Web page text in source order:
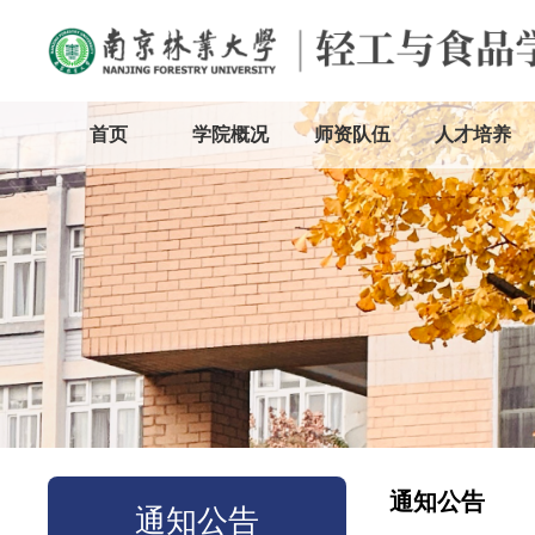
首页 学院概况 师资队伍 人才培养
通知公告
通知公告